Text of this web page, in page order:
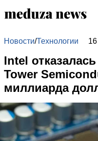
Новости/Технологии
Intel
Tower
миллиарда